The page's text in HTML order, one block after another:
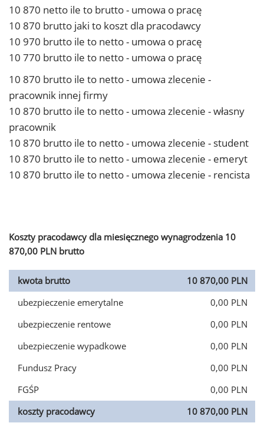
10 870 netto ile to brutto - umowa o pracę
10 870 brutto jaki to koszt dla pracodawcy
10 970 brutto ile to netto - umowa o pracę
10 770 brutto ile to netto - umowa o pracę
10 870 brutto ile to netto - umowa zlecenie -
pracownik innej firmy
10 870 brutto ile to netto - umowa zlecenie - własny
pracownik
10 870 brutto ile to netto - umowa zlecenie - student
10 870 brutto ile to netto - umowa zlecenie - emeryt
10 870 brutto ile to netto - umowa zlecenie - rencista
Koszty pracodawcy dla miesięcznego wynagrodzenia 10
870,00 PLN brutto
kwota brutto
10 870,00 PLN
ubezpieczenie emerytalne
0,00 PLN
ubezpieczenie rentowe
0,00 PLN
ubezpieczenie wypadkowe
0,00 PLN
Fundusz Pracy
0,00 PLN
FGŚP
0,00 PLN
koszty pracodawcy
10 870,00 PLN